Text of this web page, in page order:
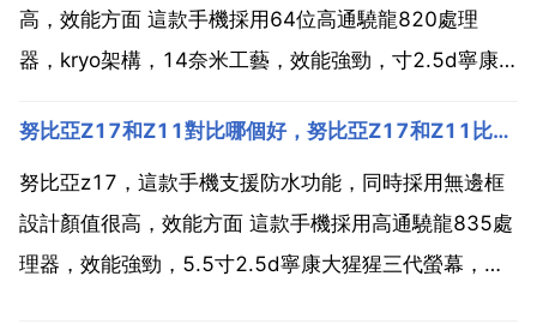
高，效能方面 這款手機採用64位高通驍龍820處理
器，kryo架構，14奈米工藝，效能強勁，寸2.5d寧康
電耐用，大容量3000mah鋰電池。前置800萬有效畫
素，後置1600萬有效畫素，堆疊式...
努比亞Z17和Z11對比哪個好，努比亞Z17和Z11比哪個好
努比亞z17，這款手機支援防水功能，同時採用無邊框
設計顏值很高，效能方面 這款手機採用高通驍龍835處
理器，效能強勁，5.5寸2.5d寧康大猩猩三代螢幕，色